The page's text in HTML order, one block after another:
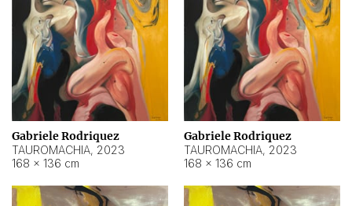
Gabriele Rodriquez
TAUROMACHIA, 2023
168 × 136 cm
Gabriele Rodriquez
TAUROMACHIA, 2023
168 × 136 cm